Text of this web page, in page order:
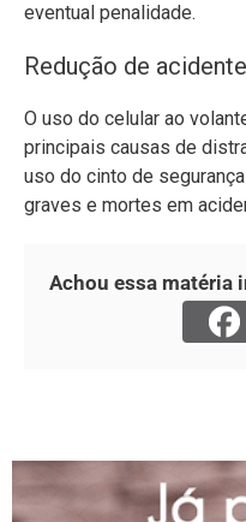
eventual penalidade.
Redução de
O uso do celular ao
principais causas de
uso do cinto de
graves e mortes em
Achou essa matéria